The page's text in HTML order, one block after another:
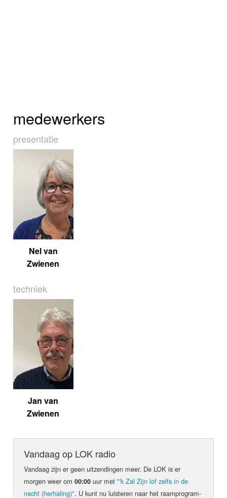
medewerkers
presentatie
Nel van
Zwienen
techniek
Jan van
Zwienen
Vandaag op LOK radio
Vandaag zijn er geen uit­zen­din­gen meer. De LOK is er
morgen weer om00:00 uur met"'k Zal Zijn lof zelfs in de
nacht (herhaling)". U kunt nu luis­teren naar het raam­pro­gram­